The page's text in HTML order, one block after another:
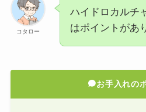
コタロー
ハイドロカルチ
はポイントがあ
お手入れの